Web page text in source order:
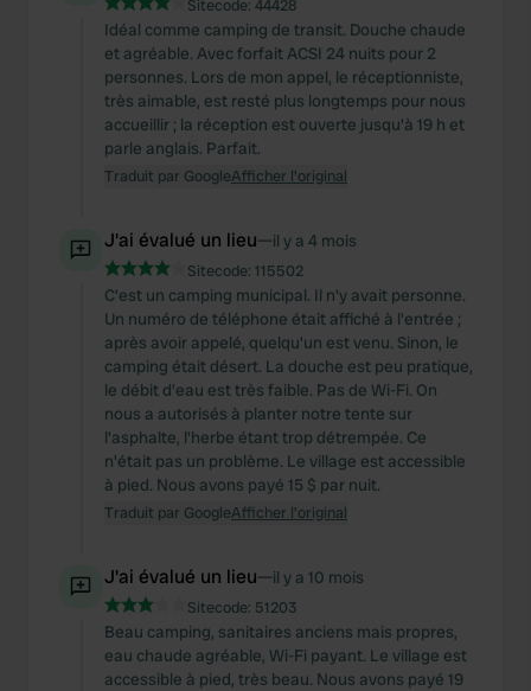
Sitecode: 44428
Idéal comme camping de transit. Douche chaude
et agréable. Avec forfait ACSI 24 nuits pour 2
personnes. Lors de mon appel, le réceptionniste,
très aimable, est resté plus longtemps pour nous
accueillir ; la réception est ouverte jusqu'à 19 h et
parle anglais. Parfait.
Traduit par GoogleAfficher l'original
J'ai évalué un lieu—il y a 4 mois
Sitecode: 115502
C'est un camping municipal. Il n'y avait personne.
Un numéro de téléphone était affiché à l'entrée ;
après avoir appelé, quelqu'un est venu. Sinon, le
camping était désert. La douche est peu pratique,
le débit d'eau est très faible. Pas de Wi-Fi. On
nous a autorisés à planter notre tente sur
l'asphalte, l'herbe étant trop détrempée. Ce
n'était pas un problème. Le village est accessible
à pied. Nous avons payé 15 $ par nuit.
Traduit par GoogleAfficher l'original
J'ai évalué un lieu—il y a 10 mois
Sitecode: 51203
Beau camping, sanitaires anciens mais propres,
eau chaude agréable, Wi-Fi payant. Le village est
accessible à pied, très beau. Nous avons payé 19